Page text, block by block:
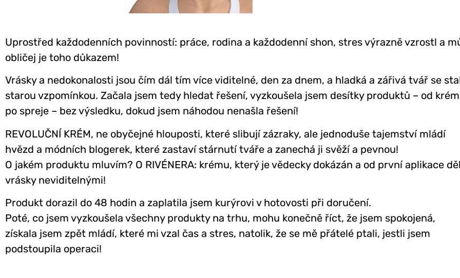
Uprostřed každodenních povinností: práce, rodina a každodenní shon, stres výrazně vzrostl a
obličej je toho důkazem!
Vrásky a nedokonalosti jsou čím dál tím více viditelné, den za dnem, a hladká a zářivá tvář se
starou vzpomínkou. Začala jsem tedy hledat řešení, vyzkoušela jsem desítky produktů – od
po spreje – bez výsledku, dokud jsem náhodou nenašla řešení!
REVOLUČNÍ KRÉM, ne obyčejné hlouposti, které slibují zázraky, ale jednoduše tajemství mládí
hvězd a módních blogerek, které zastaví stárnutí tváře a zanechá ji svěží a pevnou!
O jakém produktu mluvím? O RIVÉNERA: krému, který je vědecky dokázán a od první aplikace
vrásky neviditelnými!
Produkt dorazil do 48 hodin a zaplatila jsem kurýrovi v hotovosti při doručení.
Poté, co jsem vyzkoušela všechny produkty na trhu, mohu konečně říct, že jsem spokojená,
získala jsem zpět mládí, které mi vzal čas a stres, natolik, že se mě přátelé ptali, jestli jsem
podstoupila operaci!